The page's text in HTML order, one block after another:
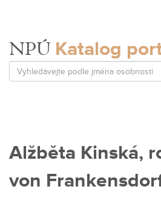
NPÚ Katalog
Alžběta Kinská,
von